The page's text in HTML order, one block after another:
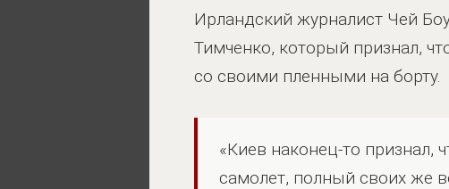
Ирландский журналист Чей
Тимченко, который признал,
со своими пленными на борту.
«Киев наконец-то признал,
самолет, полный своих же